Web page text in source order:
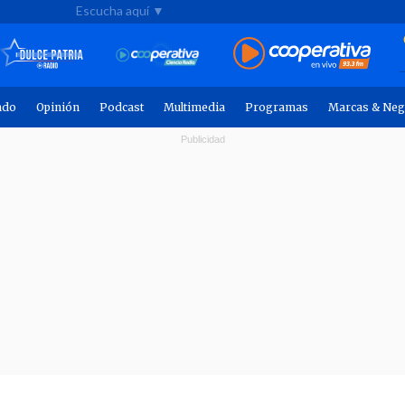
Escucha aquí ▼
Opinión Podcast Multimedia Programas Marcas &